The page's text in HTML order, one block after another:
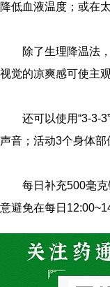
降低血液温度；或在
除了生理降温法
视觉的凉爽感可使主
还可以使用“3-3-
声音；活动3个身体
每日补充500毫
意避免在每日